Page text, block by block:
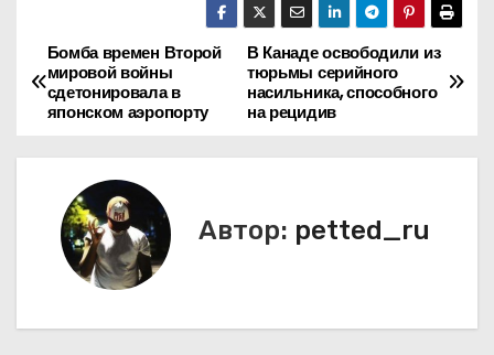
Н
а
в
ц
В Канаде освободили из
тюрьмы серийного
насильника, способного
на рецидив
Бомба времен Второй
мировой войны
сдетонировала в
японском аэропорту
Автор: petted_ru